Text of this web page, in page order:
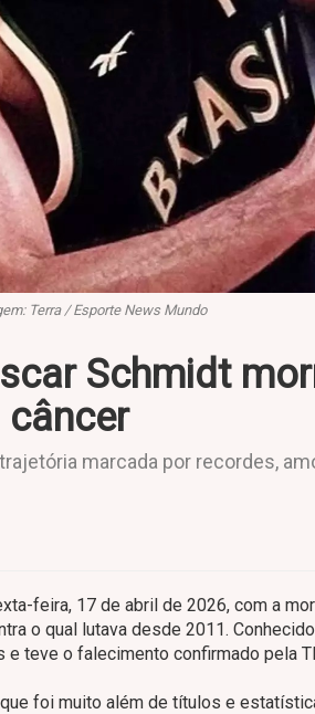
Terra / Esporte News Mundo
Schmidt
marcada por recordes,
feira, 17 de abril de 2026, com a
o qual lutava desde 2011.
e teve o falecimento confirmado pela
foi muito além de títulos e